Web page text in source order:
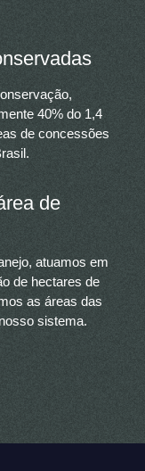
40% do 1,4
de concessões
de
atuamos em
de hectares de
as áreas das
sistema.